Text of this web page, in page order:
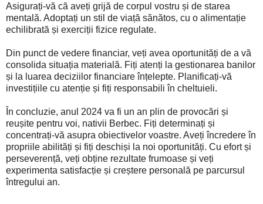
Asigurați-vă că aveți grijă de corpul vostru și de starea
mentală. Adoptați un stil de viață sănătos, cu o alimentație
echilibrată și exerciții fizice regulate.
Din punct de vedere financiar, veți avea oportunități de a vă
consolida situația materială. Fiți atenți la gestionarea banilor
și la luarea deciziilor financiare înțelepte. Planificați-vă
investițiile cu atenție și fiți responsabili în cheltuieli.
În concluzie, anul 2024 va fi un an plin de provocări și
reușite pentru voi, nativii Berbec. Fiți determinați și
concentrați-vă asupra obiectivelor voastre. Aveți încredere în
propriile abilități și fiți deschiși la noi oportunități. Cu efort și
perseverență, veți obține rezultate frumoase și veți
experimenta satisfacție și creștere personală pe parcursul
întregului an.